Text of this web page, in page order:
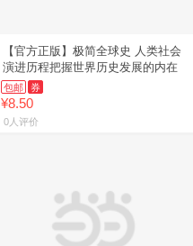
【官方正版】极简全球史 人类社会
演进历程把握世界历史发展的内在
包邮 券
¥8.50
0人评价